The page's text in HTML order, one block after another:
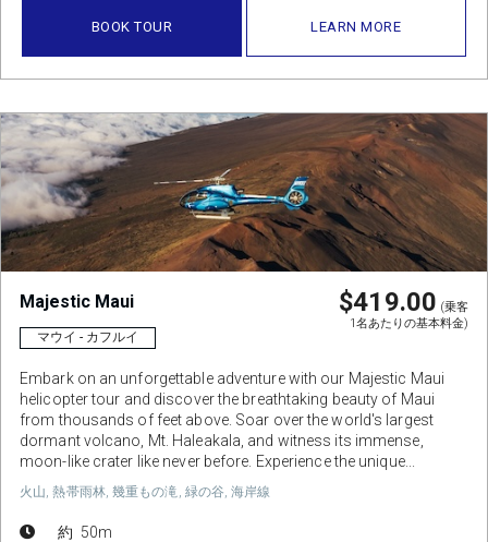
BOOK TOUR LEARN MORE
Majestic Maui
マウイ - カフルイ
$419.00 (乗客
1名あたりの基本料金)
Embark on an unforgettable adventure with our Majestic Maui
helicopter tour and discover the breathtaking beauty of Maui
from thousands of feet above. Soar over the world's largest
dormant volcano, Mt. Haleakala, and witness its immense,
moon-like crater like never before. Experience the unique...
火山, 熱帯雨林, 幾重もの滝, 緑の谷, 海岸線
約 50m